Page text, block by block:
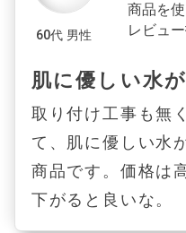
60代 男性
商品を
レビュ
肌に優しい水
取り付け工事も無
て、肌に優しい水
商品です。価格は
下がると良いな。